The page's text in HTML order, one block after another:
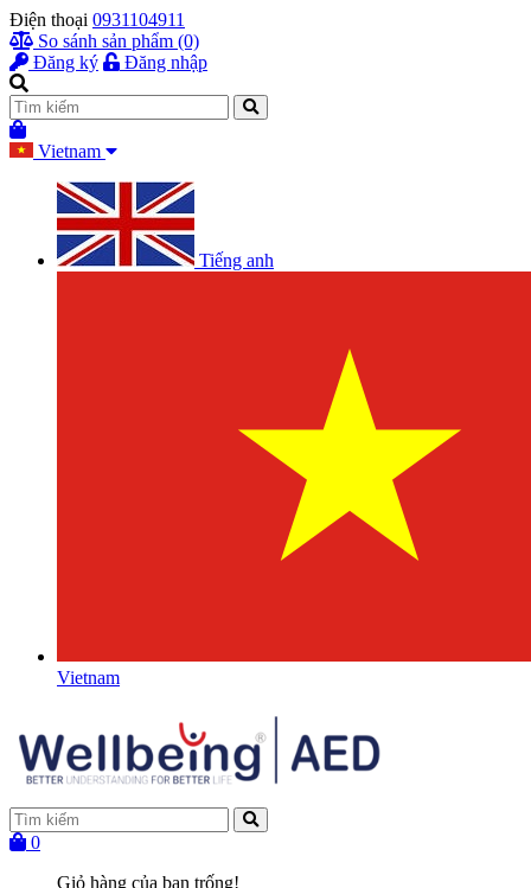
Điện thoại 0931104911
So sánh sản phẩm (0)
Đăng ký
Đăng nhập
Vietnam
Tiếng anh
Vietnam
0
Giỏ hàng của bạn trống!